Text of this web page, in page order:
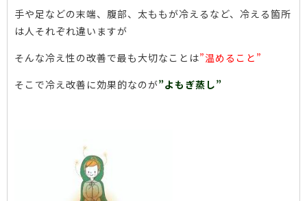
手や足などの末端、腹部、太ももが冷えるなど、冷える箇所
は人それぞれ違いますが
そんな冷え性の改善で最も大切なことは”温めること”
そこで冷え改善に効果的なのが”よもぎ蒸し”